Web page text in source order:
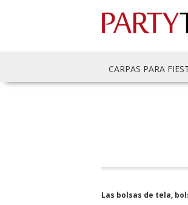
CARPAS PARA
Las bolsas de tela,